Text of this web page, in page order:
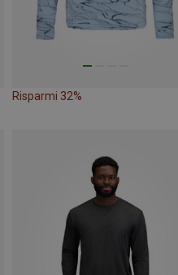
Risparmi 32%